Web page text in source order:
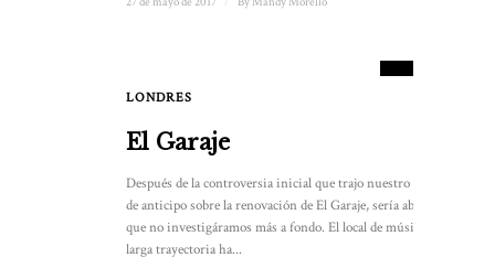
PUNTUACIÓN
LONDRES
El Garaje
Después de la controversia inicial que trajo nuestro artículo
de anticipo sobre la renovación de El Garaje, sería absurdo
que no investigáramos más a fondo. El local de música de
larga trayectoria ha...